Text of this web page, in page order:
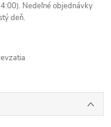
Nedeľné objednávky
deň.